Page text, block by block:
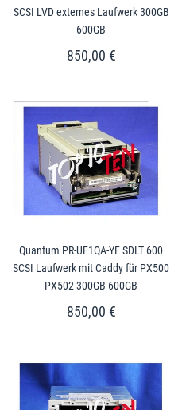
SCSI LVD externes Laufwerk 300GB
600GB
850,00 €
Quantum PR-UF1QA-YF SDLT 600
SCSI Laufwerk mit Caddy für PX500
PX502 300GB 600GB
850,00 €